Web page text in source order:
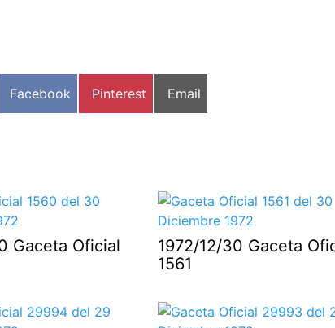
Compartir
Facebook
Compartir
Pinterest
Compartir
Email
Gaceta Oficial
1972/12/30 Gaceta
1561